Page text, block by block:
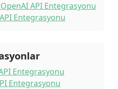
API Entegrasyonu
Entegrasyonu
Entegrasyonu
Entegrasyonu